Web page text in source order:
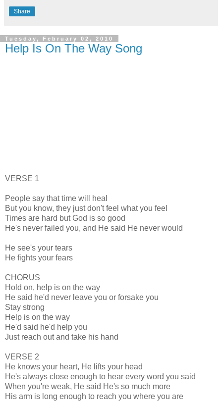
Share
Tuesday, February 02, 2010
Help Is On The Way Song
VERSE 1
People say that time will heal
But you know, they just don't feel what you feel
Times are hard but God is so good
He's never failed you, and He said He never would
He see's your tears
He fights your fears
CHORUS
Hold on, help is on the way
He said he'd never leave you or forsake you
Stay strong
Help is on the way
He'd said he'd help you
Just reach out and take his hand
VERSE 2
He knows your heart, He lifts your head
He's always close enough to hear every word you said
When you're weak, He said He's so much more
His arm is long enough to reach you where you are